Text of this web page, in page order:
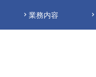
業務内容